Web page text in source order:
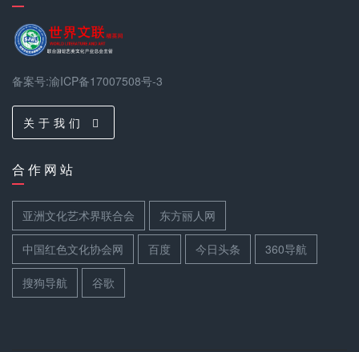
备案号:渝ICP备17007508号-3
关 于 我 们
合 作 网 站
亚洲文化艺术界联合会 东方丽人网
中国红色文化协会网 百度 今日头条 360导航
搜狗导航 谷歌